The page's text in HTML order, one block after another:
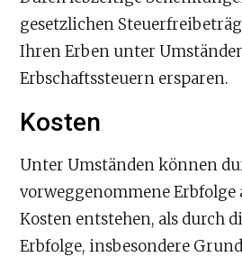
gesetzlichen
Ihren Erben unter
Erbschaftssteuern ersparen.
Kosten
Unter Umständen können
vorweggenommene Erbfolge
Kosten entstehen, als durch
Erbfolge, insbesondere